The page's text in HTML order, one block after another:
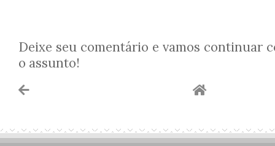
Deixe seu comentário e vamos continuar
o assunto!